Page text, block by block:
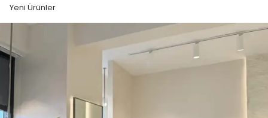
Yeni Ürünler